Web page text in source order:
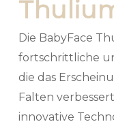
Die BabyFace
fortschrittliche
die das
Falten
innovative